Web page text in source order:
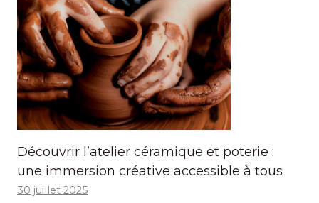
Découvrir l’atelier céramique et poterie :
une immersion créative accessible à tous
30 juillet 2025